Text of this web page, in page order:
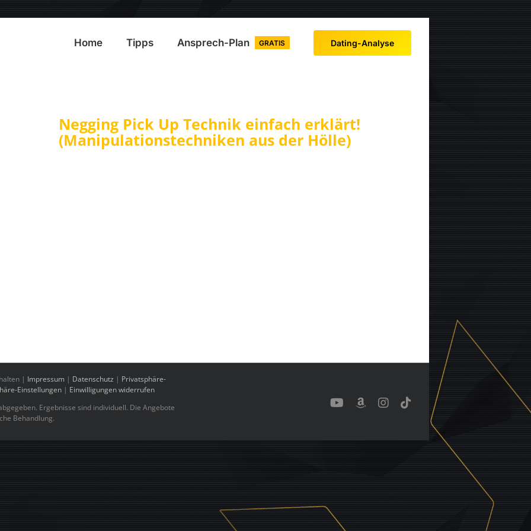
Home Tipps Ansprech-Plan GRATIS Dating-Analyse
Negging Pick Up Technik einfach erklärt!
(Manipulationstechniken aus der Hölle)
| Impressum | Datenschutz | Privatsphäre-
Einstellungen | Einwilligungen widerrufen
Ergebnisse sind individuell. Die Angebote
Behandlung.
YouTubeBenutzerdefiniert
Instagram
Tiktok